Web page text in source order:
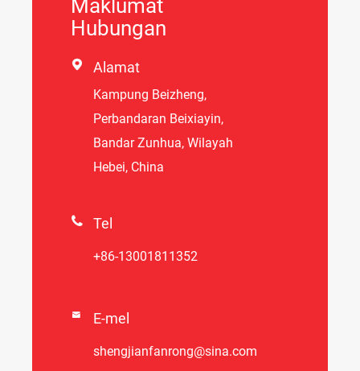
Maklumat
Hubungan
 Alamat
Kampung Beizheng,
Perbandaran Beixiayin,
Bandar Zunhua, Wilayah
Hebei, China
 Tel
+86-13001811352
 E-mel
shengjianfanrong@sina.com